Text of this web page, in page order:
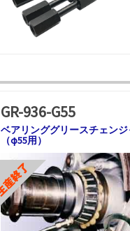
GR-936-G55
ベアリンググリースチェン
（φ55用）